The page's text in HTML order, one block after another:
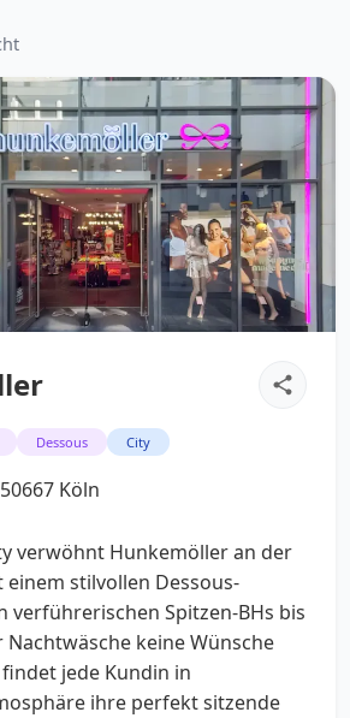
Dessous City
Köln
verwöhnt Hunkemöller an der
einem stilvollen Dessous-
verführerischen Spitzen-BHs bis
keine Wünsche
jede Kundin in
ihre perfekt sitzende